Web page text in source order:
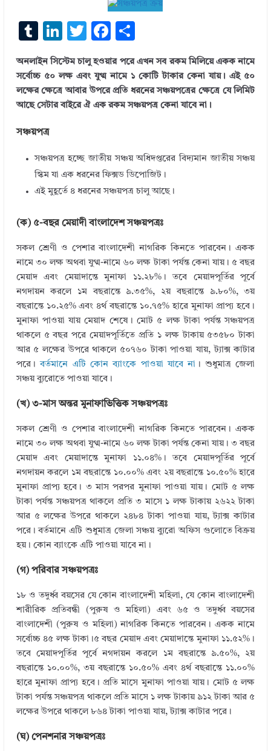
T
m
bl
r
Li
k
e
dI
T
it
te
r
F
e
b
o
ar
e
অনলাইন সিস্টেম চালু হওয়ার পরে এখন সব রকম মিলিয়ে একক নামে
সর্বোচ্চ ৫০ লক্ষ এবং যুগ্ম নামে ১ কোটি টাকার কেনা যায়। এই ৫০
লক্ষের ক্ষেত্রে আবার উপরে প্রতি ধরনের সঞ্চয়পত্রের ক্ষেত্রে যে লিমিট
আছে সেটার বাইরে ঐ এক রকম সঞ্চয়পত্র কেনা যাবে না।
সঞ্চয়পত্র
সঞ্চয়পত্র হচ্ছে জাতীয় সঞ্চয় অধিদপ্তরের বিদ্যমান জাতীয় সঞ্চয়
স্কিম যা এক ধরনের ফিক্সড ডিপোজিট।
এই মুহূর্তে ৪ ধরনের সঞ্চয়পত্র চালু আছে।
(ক) ৫-বছর মেয়াদী বাংলাদেশ সঞ্চয়পত্রঃ
সকল শ্রেণী ও পেশার বাংলাদেশী নাগরিক কিনতে পারবেন। একক
নামে ৩০ লক্ষ অথবা যুগ্ম-নামে ৬০ লক্ষ টাকা পর্যন্ত কেনা যায়। ৫ বছর
মেয়াদ এবং মেয়াদান্তে মুনাফা ১১.২৮%। তবে মেয়াদপূর্তির পূর্বে
নগদায়ন করলে ১ম বছরান্তে ৯.৩৫%, ২য় বছরান্তে ৯.৮০%, ৩য়
বছরান্তে ১০.২৫% এবং ৪র্থ বছরান্তে ১০.৭৫% হারে মুনাফা প্রাপ্য হবে।
মুনাফা পাওয়া যায় মেয়াদ শেষে। মোট ৫ লক্ষ টাকা পর্যন্ত সঞ্চয়পত্র
থাকলে ৫ বছর পরে মেয়াদপূর্তিতে প্রতি ১ লক্ষ টাকায় ৫৩৫৮০ টাকা
আর ৫ লক্ষের উপরে থাকলে ৫০৭৬০ টাকা পাওয়া যায়, ট্যাক্স কাটার
পরে।বর্তমানে এটি কোন ব্যাংকে পাওয়া যাবে না । শুধুমাত্র জেলা
সঞ্চয় ব্যুরোতে পাওয়া যাবে।
(খ) ৩-মাস অন্তর মুনাফাভিত্তিক সঞ্চয়পত্রঃ
সকল শ্রেণী ও পেশার বাংলাদেশী নাগরিক কিনতে পারবেন। একক
নামে ৩০ লক্ষ অথবা যুগ্ম-নামে ৬০ লক্ষ টাকা পর্যন্ত কেনা যায়। ৩ বছর
মেয়াদ এবং মেয়াদান্তে মুনাফা ১১.০৪%। তবে মেয়াদপূর্তির পূর্বে
নগদায়ন করলে ১ম বছরান্তে ১০.০০% এবং ২য় বছরান্তে ১০.৫০% হারে
মুনাফা প্রাপ্য হবে। ৩ মাস পরপর মুনাফা পাওয়া যায়। মোট ৫ লক্ষ
টাকা পর্যন্ত সঞ্চয়পত্র থাকলে প্রতি ৩ মাসে ১ লক্ষ টাকায় ২৬২২ টাকা
আর ৫ লক্ষের উপরে থাকলে ২৪৮৪ টাকা পাওয়া যায়, ট্যাক্স কাটার
পরে। বর্তমানে এটি শুধুমাত্র জেলা সঞ্চয় ব্যুরো অফিস গুলোতে বিক্রয়
হয়। কোন ব্যাংকে এটি পাওয়া যাবে না।
(গ) পরিবার সঞ্চয়পত্রঃ
১৮ ও তদুর্ধ্ব বয়সের যে কোন বাংলাদেশী মহিলা, যে কোন বাংলাদেশী
শারীরিক প্রতিবন্ধী (পুরুষ ও মহিলা) এবং ৬৫ ও তদুর্ধ্ব বয়সের
বাংলাদেশী (পুরুষ ও মহিলা) নাগরিক কিনতে পারবেন। একক নামে
সর্বোচ্চ ৪৫ লক্ষ টাকা।৫ বছর মেয়াদ এবং মেয়াদান্তে মুনাফা ১১.৫২%।
তবে মেয়াদপূর্তির পূর্বে নগদায়ন করলে ১ম বছরান্তে ৯.৫০%, ২য়
বছরান্তে ১০.০০%, ৩য় বছরান্তে ১০.৫০% এবং ৪র্থ বছরান্তে ১১.০০%
হারে মুনাফা প্রাপ্য হবে। প্রতি মাসে মুনাফা পাওয়া যায়। মোট ৫ লক্ষ
টাকা পর্যন্ত সঞ্চয়পত্র থাকলে প্রতি মাসে ১ লক্ষ টাকায় ৯১২ টাকা আর ৫
লক্ষের উপরে থাকলে ৮৬৪ টাকা পাওয়া যায়, ট্যাক্স কাটার পরে।
(ঘ) পেনশনার সঞ্চয়পত্রঃ